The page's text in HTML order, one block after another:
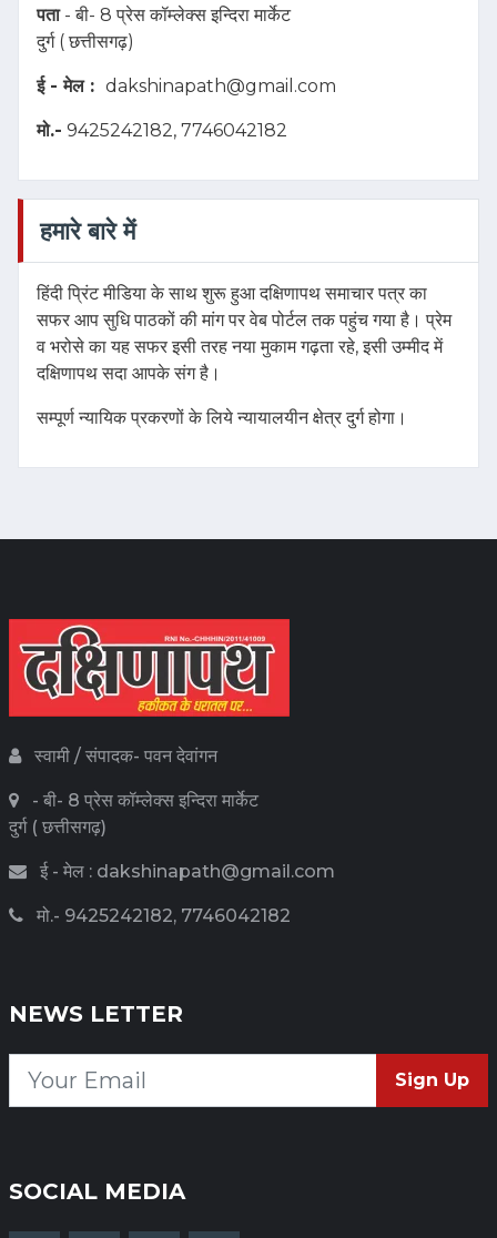
पता- बी- 8 प्रेस कॉम्लेक्स इन्दिरा मार्केट
दुर्ग ( छत्तीसगढ़)
ई - मेल : dakshinapath@gmail.com
मो.- 9425242182, 7746042182
हमारे बारे में
हिंदी प्रिंट मीडिया के साथ शुरू हुआ दक्षिणापथ समाचार पत्र का
सफर आप सुधि पाठकों की मांग पर वेब पोर्टल तक पहुंच गया है। प्रेम
व भरोसे का यह सफर इसी तरह नया मुकाम गढ़ता रहे, इसी उम्मीद में
दक्षिणापथ सदा आपके संग है।
सम्पूर्ण न्यायिक प्रकरणों के लिये न्यायालयीन क्षेत्र दुर्ग होगा।
स्वामी / संपादक- पवन देवांगन
- बी- 8 प्रेस कॉम्लेक्स इन्दिरा मार्केट
दुर्ग ( छत्तीसगढ़)
ई - मेल : dakshinapath@gmail.com
मो.- 9425242182, 7746042182
NEWS LETTER
Sign Up
SOCIAL MEDIA